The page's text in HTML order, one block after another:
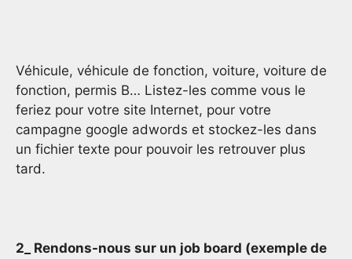
Véhicule, véhicule de fonction, voiture, voiture de
fonction, permis B… Listez-les comme vous le
feriez pour votre site Internet, pour votre
campagne google adwords et stockez-les dans
un fichier texte pour pouvoir les retrouver plus
tard.
2_ Rendons-nous sur un job board (exemple de